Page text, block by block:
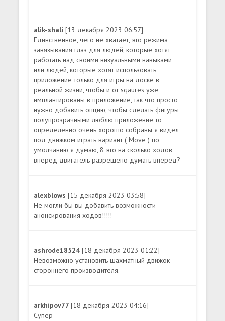
alik-shali[13 декабря 2023 06:57]
Единственное, чего не хватает, это режима
завязывания глаз для людей, которые хотят
работать над своими визуальными навыками
или людей, которые хотят использовать
приложение только для игры на доске в
реальной жизни, чтобы и от sqaures уже
имплантированы в приложение, так что просто
нужно добавить опцию, чтобы сделать фигуры
полупрозрачными люблю приложение то
определенно очень хорошо собраны я видел
под движком играть вариант ( Move ) по
умолчанию я думаю, 8 это на сколько ходов
вперед двигатель разрешено думать вперед?
alexblows[15 декабря 2023 03:58]
Не могли бы вы добавить возможности
анонсирования ходов!!!!!
ashrode18524[18 декабря 2023 01:22]
Невозможно установить шахматный движок
стороннего производителя.
arkhipov77[18 декабря 2023 04:16]
Супер